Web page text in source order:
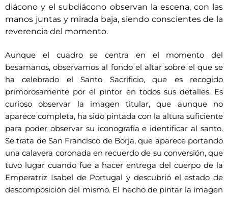
diácono y el subdiácono observan la escena, con las
manos juntas y mirada baja, siendo conscientes de la
reverencia del momento.
Aunque el cuadro se centra en el momento del
besamanos, observamos al fondo el altar sobre el que se
ha celebrado el Santo Sacrificio, que es recogido
primorosamente por el pintor en todos sus detalles. Es
curioso observar la imagen titular, que aunque no
aparece completa, ha sido pintada con la altura suficiente
para poder observar su iconografía e identificar al santo.
Se trata de San Francisco de Borja, que aparece portando
una calavera coronada en recuerdo de su conversión, que
tuvo lugar cuando fue a hacer entrega del cuerpo de la
Emperatriz Isabel de Portugal y descubrió el estado de
descomposición del mismo. El hecho de pintar la imagen